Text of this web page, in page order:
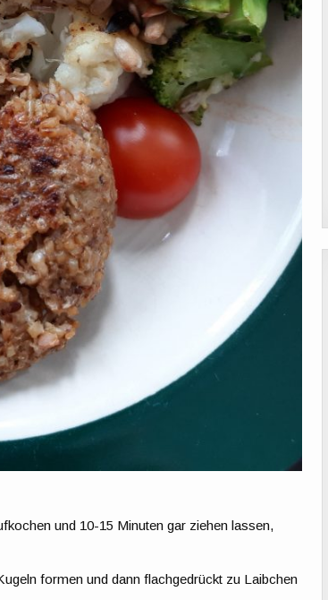
und 10-15 Minuten gar ziehen lassen,
formen und dann flachgedrückt zu Laibchen